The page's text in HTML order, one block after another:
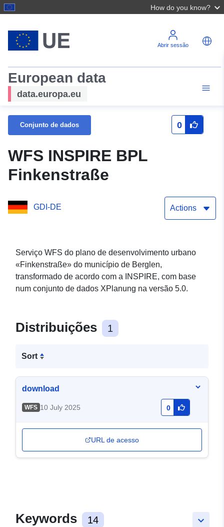
How do you know?
Abrir sessão
European data
data.europa.eu
Conjunto de dados 0
WFS INSPIRE BPL
Finkenstraße
GDI-DE Actions
Serviço WFS do plano de desenvolvimento urbano
«Finkenstraße» do município de Berglen,
transformado de acordo com a INSPIRE, com base
num conjunto de dados XPlanung na versão 5.0.
Distribuições 1
Sort
download
WFS 10 July 2025 0
URL de acesso
keyboard_arrow_down
Keywords 14